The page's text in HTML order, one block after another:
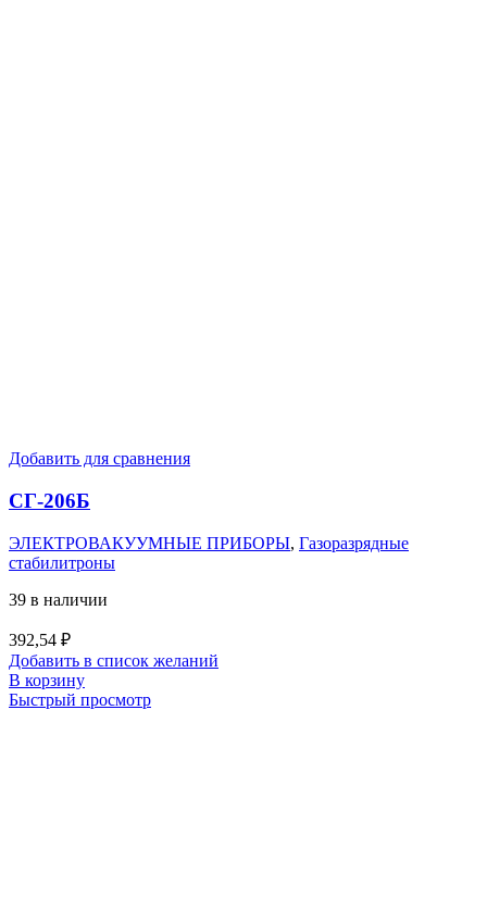
Добавить для сравнения
СГ-206Б
ЭЛЕКТРОВАКУУМНЫЕ ПРИБОРЫ, Газоразрядные
стабилитроны
39 в наличии
392,54 ₽
Добавить в список желаний
В корзину
Быстрый просмотр